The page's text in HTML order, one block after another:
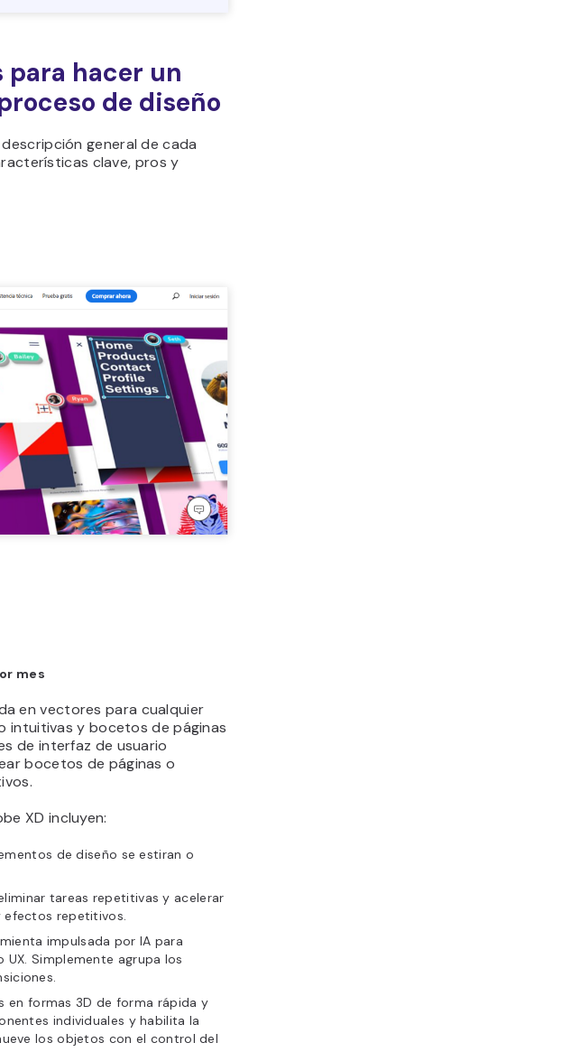
para hacer un
de diseño
general de cada
clave, pros y
mes
en vectores para cualquier
intuitivas y bocetos de páginas
de interfaz de usuario
bocetos de páginas o
XD incluyen:
de diseño se estiran o
tareas repetitivas y acelerar
efectos repetitivos.
impulsada por IA para
Simplemente agrupa los
en formas 3D de forma rápida y
individuales y habilita la
los objetos con el control del